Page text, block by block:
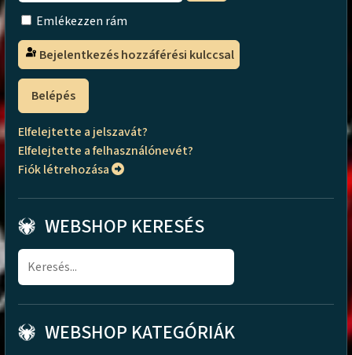
Emlékezzen rám
Bejelentkezés hozzáférési kulccsal
Belépés
Elfelejtette a jelszavát?
Elfelejtette a felhasználónevét?
Fiók létrehozása
WEBSHOP KERESÉS
WEBSHOP KATEGÓRIÁK